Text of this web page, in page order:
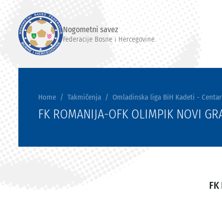
Nogometni savez
Federacije Bosne i Hercegovine
Home Takmičenja Omladinska liga BiH Kadeti - Centar
FK ROMANIJA-OFK OLIMPIK NOVI
FK